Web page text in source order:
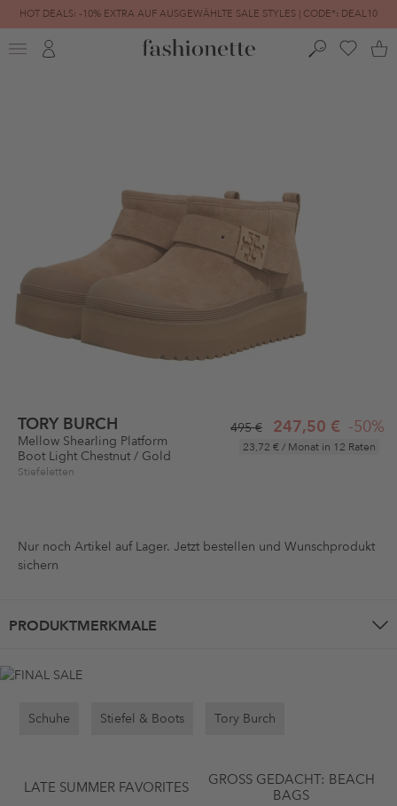
HOT DEALS: -10% EXTRA AUF AUSGEWÄHLTE SALE STYLES | CODE*: DEAL10
FINAL SALE | BIS ZU -80% REDUZIERT
TORY BURCH
Mellow Shearling Platform
Boot Light Chestnut / Gold
Stiefeletten
495 € 247,50 € -50%
23,72 € / Monat in 12 Raten
Nur noch Artikel auf Lager. Jetzt bestellen und Wunschprodukt
sichern
PRODUKTMERKMALE
Schuhe Stiefel & Boots Tory Burch
LATE SUMMER FAVORITES
GROSS GEDACHT: BEACH B
AGS